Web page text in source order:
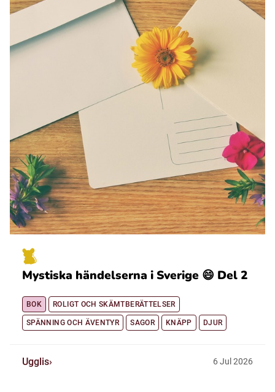
Mystiska händelserna i Sverige 😄 Del 2
BOK ROLIGT OCH SKÄMTBERÄTTELSER
SPÄNNING OCH ÄVENTYR SAGOR KNÄPP DJUR
Ugglis 6Jul 2026